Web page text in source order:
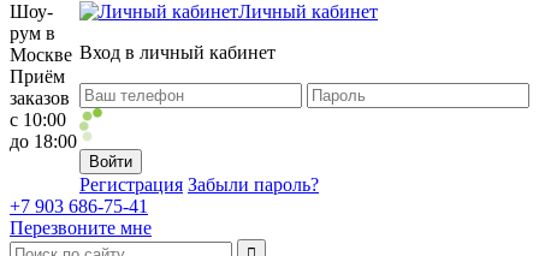
Личный кабинет
Вход в личный кабинет
Регистрация Забыли пароль?
Шоу-
рум в
Москве
Приём
заказов
с 10:00
до 18:00
+7 903 686-75-41
Перезвоните мне